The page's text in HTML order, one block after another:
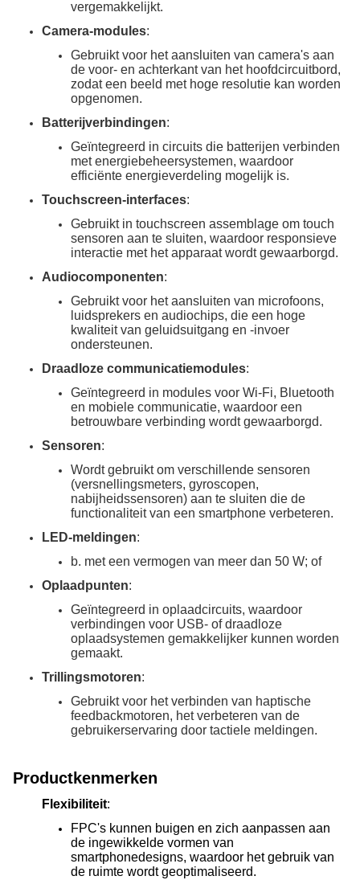
vergemakkelijkt.
Camera-modules:
Gebruikt voor het aansluiten van camera's aan
de voor- en achterkant van het hoofdcircuitbord,
zodat een beeld met hoge resolutie kan worden
opgenomen.
Batterijverbindingen:
Geïntegreerd in circuits die batterijen verbinden
met energiebeheersystemen, waardoor
efficiënte energieverdeling mogelijk is.
Touchscreen-interfaces:
Gebruikt in touchscreen assemblage om touch
sensoren aan te sluiten, waardoor responsieve
interactie met het apparaat wordt gewaarborgd.
Audiocomponenten:
Gebruikt voor het aansluiten van microfoons,
luidsprekers en audiochips, die een hoge
kwaliteit van geluidsuitgang en -invoer
ondersteunen.
Draadloze communicatiemodules:
Geïntegreerd in modules voor Wi-Fi, Bluetooth
en mobiele communicatie, waardoor een
betrouwbare verbinding wordt gewaarborgd.
Sensoren:
Wordt gebruikt om verschillende sensoren
(versnellingsmeters, gyroscopen,
nabijheidssensoren) aan te sluiten die de
functionaliteit van een smartphone verbeteren.
LED-meldingen:
b. met een vermogen van meer dan 50 W; of
Oplaadpunten:
Geïntegreerd in oplaadcircuits, waardoor
verbindingen voor USB- of draadloze
oplaadsystemen gemakkelijker kunnen worden
gemaakt.
Trillingsmotoren:
Gebruikt voor het verbinden van haptische
feedbackmotoren, het verbeteren van de
gebruikerservaring door tactiele meldingen.
Productkenmerken
Flexibiliteit:
FPC's kunnen buigen en zich aanpassen aan
de ingewikkelde vormen van
smartphonedesigns, waardoor het gebruik van
de ruimte wordt geoptimaliseerd.